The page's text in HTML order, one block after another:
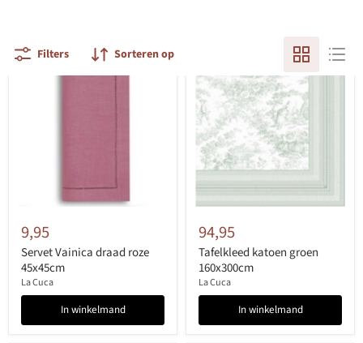
Filters Sorteren op
9,95
Servet Vainica draad roze
45x45cm
La Cuca
In winkelmand
94,95
Tafelkleed katoen groen
160x300cm
La Cuca
In winkelmand